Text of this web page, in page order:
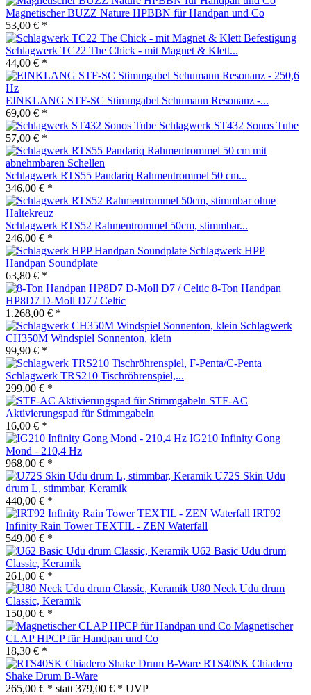
Magnetischer BUZZ Nature HPBBN für Handpan und Co
53,00 € *
Schlagwerk TC22 The Chick - mit Magnet & Klett...
44,00 € *
EINKLANG STF-SC Stimmgabel Schumann Resonanz -...
69,00 € *
Schlagwerk ST432 Sonos Tube
57,00 € *
Schlagwerk RTS55 Pandariq Rahmentrommel 50 cm...
346,00 € *
Schlagwerk RTS52 Rahmentrommel 50cm, stimmbar...
246,00 € *
Schlagwerk HPP
Handpan Soundplate
63,80 € *
8-Ton Handpan
HP8D7 D-Moll D7 / Celtic
1.268,00 € *
Schlagwerk
CH350M Windspiel Sonnenton, klein
99,90 € *
Schlagwerk TRS210 Tischröhrenspiel,...
299,00 € *
STF-AC
Aktivierungspad für Stimmgabeln
16,00 € *
IG210 Infinity Gong
Mond - 210,4 Hz
968,00 € *
U72S Skin Udu
drum L, stimmbar, Keramik
440,00 € *
IRT92
Infinity Rain Tower TEXTIL - ZEN Waterfall
549,00 € *
U62 Basic Udu drum
Classic, Keramik
261,00 € *
U80 Neck Udu drum
Classic, Keramik
150,00 € *
Magnetischer
CLAP HPCP für Handpan und Co
18,30 € *
RTS40SK Chiadero
Shake Drum B-Ware
265,00 € * statt 379,00 € * UVP